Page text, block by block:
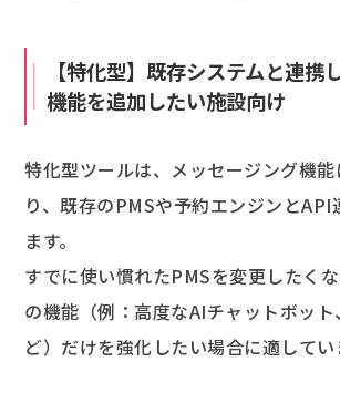
【特化型】既存システムと連携
機能を追加したい施設向け
特化型ツールは、メッセージング機
り、既存のPMSや予約エンジンとAPI
ます。
すでに使い慣れたPMSを変更したく
の機能（例：高度なAIチャットボッ
ど）だけを強化したい場合に適してい